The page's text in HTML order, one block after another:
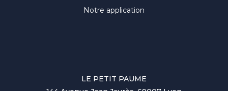
Notre application
LE PETIT PAUME